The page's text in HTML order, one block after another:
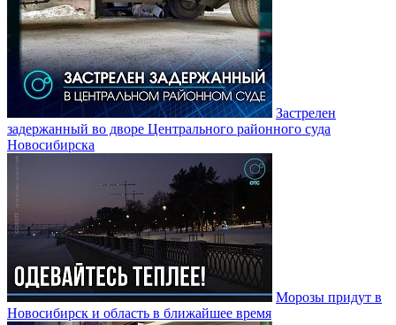
Застрелен
задержанный во дворе Центрального районного суда
Новосибирска
Морозы придут в
Новосибирск и область в ближайшее время